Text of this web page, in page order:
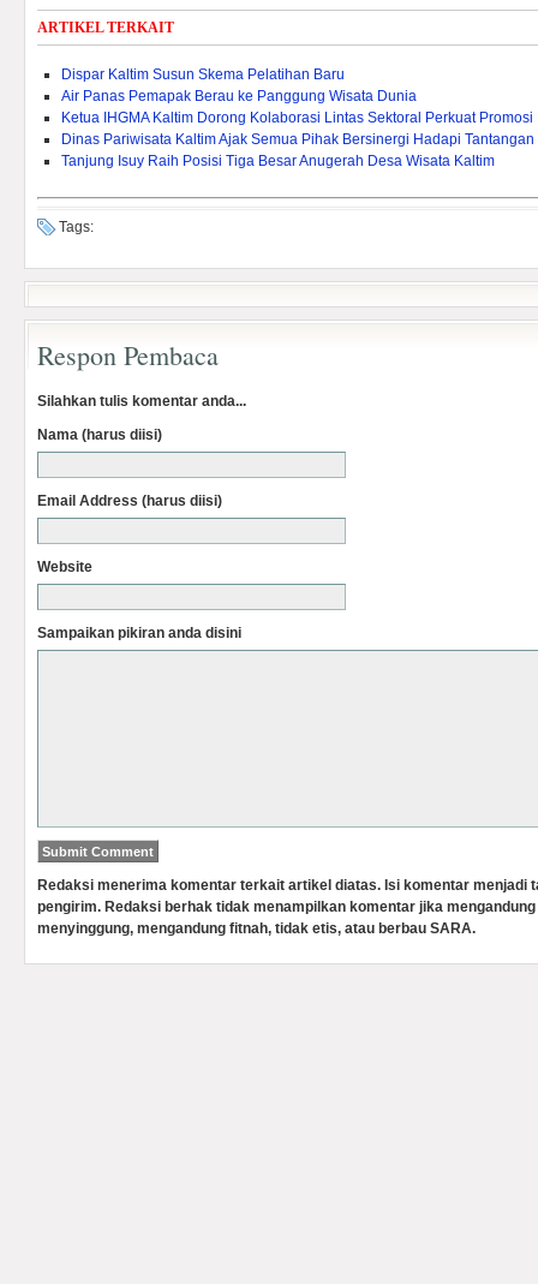
ARTIKEL TERKAIT
Dispar Kaltim Susun Skema Pelatihan Baru
Air Panas Pemapak Berau ke Panggung Wisata Dunia
Ketua IHGMA Kaltim Dorong Kolaborasi Lintas Sektoral Perkuat
Dinas Pariwisata Kaltim Ajak Semua Pihak Bersinergi Hadapi Tantangan
Tanjung Isuy Raih Posisi Tiga Besar Anugerah Desa Wisata Kaltim
Tags:
Respon Pembaca
Silahkan tulis komentar anda...
Nama (harus diisi)
Email Address (harus diisi)
Website
Sampaikan pikiran anda disini
Redaksi menerima komentar terkait artikel diatas. Isi komentar menjadi
pengirim. Redaksi berhak tidak menampilkan komentar jika
menyinggung, mengandung fitnah, tidak etis, atau berbau SARA.